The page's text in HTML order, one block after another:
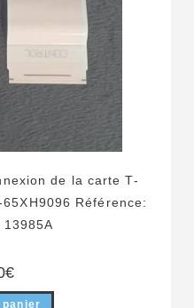
de la carte T-
Référence:
13985A
€